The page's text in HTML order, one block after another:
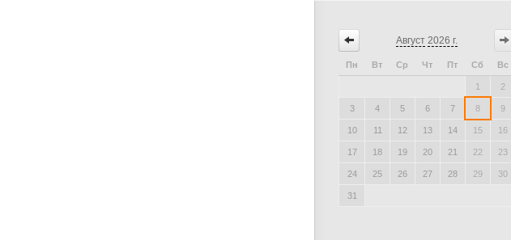
Август 2026 г.
Пн Вт Ср Чт Пт Сб Вс
1 2
3 4 5 6 7 8 9
10 11 12 13 14 15 16
17 18 19 20 21 22 23
24 25 26 27 28 29 30
31